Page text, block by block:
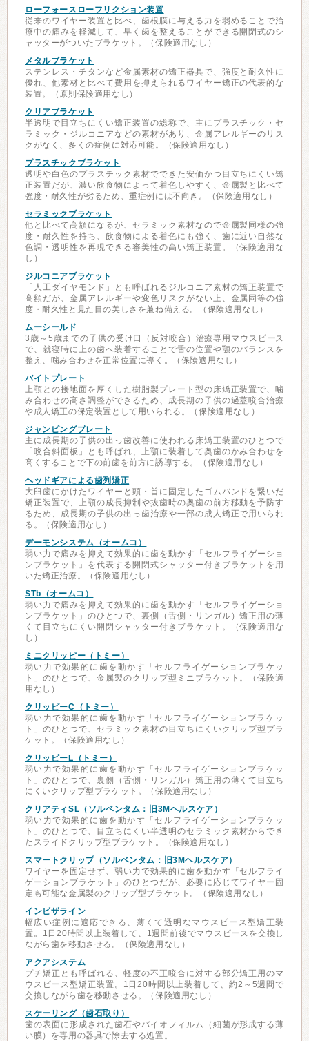
ローフォースローフリクション装置
従来のワイヤー装置と比べ、歯根膜に与える力を弱めることで治
療中の痛みを軽減して、早く歯を整えることができる開閉式のシ
ャッターがついたブラケット。（保険適用なし）
メタルブラケット
ステンレス・チタンなど金属素材の矯正器具で、強度と耐久性に
優れ、他素材と比べて費用を抑えられるワイヤー矯正の代表的な
装置。（原則保険適用なし）
クリアブラケット
半透明で目立ちにくい矯正装置の総称で、主にプラスチック・セ
ラミック・ジルコニアなどの素材があり、金属アレルギーのリス
クがなく、多くの症例に対応可能。（保険適用なし）
プラスチックブラケット
透明や白色のプラスチック素材でできた安価かつ目立ちにくい矯
正装置だが、濃い飲食物によって着色しやすく、金属製と比べて
強度・耐久性が劣るため、重症例には不向き。（保険適用なし）
セラミックブラケット
他と比べて高額になるが、セラミック素材なので金属製同様の強
度・耐久性を持ち、飲食物による着色にも強く、歯に近い自然な
色調・透明性を再現できる審美性の高い矯正装置。（保険適用な
し）
ジルコニアブラケット
「人工ダイヤモンド」とも呼ばれるジルコニア素材の矯正装置で
高額だが、金属アレルギーや変色リスクがない上、金属同等の強
度・耐久性と見た目の美しさを兼ね備える。（保険適用なし）
ムーシールド
3歳～5歳までの子供の受け口（反対咬合）治療専用マウスピース
で、就寝時に上の歯へ装着することで舌の位置や顎のバランスを
整え、噛み合わせを正常位置に導く。（保険適用なし）
バイトプレート
上顎との接地面を厚くした樹脂製プレート型の床矯正装置で、噛
み合わせの高さ調整ができるため、成長期の子供の過蓋咬合治療
や成人矯正の保定装置として用いられる。（保険適用なし）
ジャンピングプレート
主に成長期の子供の出っ歯改善に使われる床矯正装置のひとつで
「咬合斜面板」とも呼ばれ、上顎に装着して奥歯のかみ合わせを
高くすることで下の前歯を前方に誘導する。（保険適用なし）
ヘッドギアによる歯列矯正
大臼歯にかけたワイヤーと頭・首に固定したゴムバンドを繋いだ
矯正装置で、上顎の成長抑制や抜歯時の奥歯の前方移動を予防す
るため、成長期の子供の出っ歯治療や一部の成人矯正で用いられ
る。（保険適用なし）
デーモンシステム（オームコ）
弱い力で痛みを抑えて効果的に歯を動かす「セルフライゲーショ
ンブラケット」を代表する開閉式シャッター付きブラケットを用
いた矯正治療。（保険適用なし）
STb（オームコ）
弱い力で痛みを抑えて効果的に歯を動かす「セルフライゲーショ
ンブラケット」のひとつで、裏側（舌側・リンガル）矯正用の薄
くて目立ちにくい開閉シャッター付きブラケット。（保険適用な
し）
ミニクリッピー（トミー）
弱い力で効果的に歯を動かす「セルフライゲーションブラケッ
ト」のひとつで、金属製のクリップ型ミニブラケット。（保険適
用なし）
クリッピーC（トミー）
弱い力で効果的に歯を動かす「セルフライゲーションブラケッ
ト」のひとつで、セラミック素材の目立ちにくいクリップ型ブラ
ケット。（保険適用なし）
クリッピーL（トミー）
弱い力で効果的に歯を動かす「セルフライゲーションブラケッ
ト」のひとつで、裏側（舌側・リンガル）矯正用の薄くて目立ち
にくいクリップ型ブラケット。（保険適用なし）
クリアティSL（ソルベンタム：旧3Mヘルスケア）
弱い力で効果的に歯を動かす「セルフライゲーションブラケッ
ト」のひとつで、目立ちにくい半透明のセラミック素材からでき
たスライドクリップ型ブラケット。（保険適用なし）
スマートクリップ（ソルベンタム：旧3Mヘルスケア）
ワイヤーを固定せず、弱い力で効果的に歯を動かす「セルフライ
ゲーションブラケット」のひとつだが、必要に応じてワイヤー固
定も可能な金属製のクリップ型ブラケット。（保険適用なし）
インビザライン
幅広い症例に適応できる、薄くて透明なマウスピース型矯正装
置。1日20時間以上装着して、1週間前後でマウスピースを交換し
ながら歯を移動させる。（保険適用なし）
アクアシステム
プチ矯正とも呼ばれる、軽度の不正咬合に対する部分矯正用のマ
ウスピース型矯正装置。1日20時間以上装着して、約2～5週間で
交換しながら歯を移動させる。（保険適用なし）
スケーリング（歯石取り）
歯の表面に形成された歯石やバイオフィルム（細菌が形成する薄
い膜）を専用の器具で除去する処置。